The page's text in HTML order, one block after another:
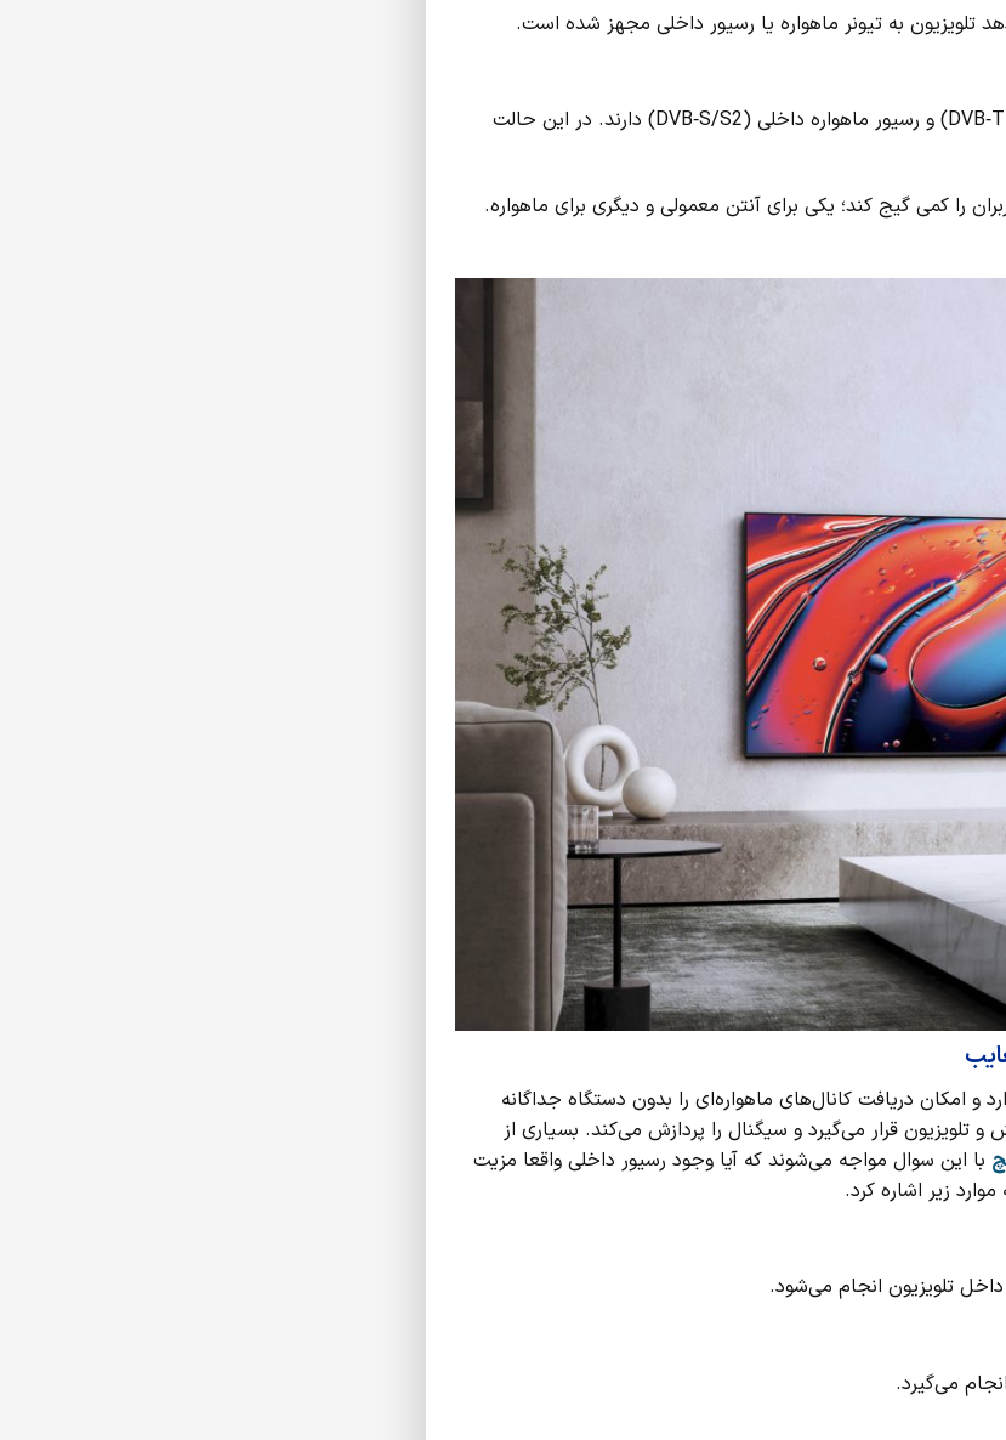
به تیونر ماهواره یا رسیور داخلی مجهز شده است.
برخی مدل‌ها هر دو ورودی را دارند؛ یعنی از هر دو گیرنده دیجیتال زمینی (DVB‑T) و رسیور ماهواره داخلی (DVB‑S/S2) دارند. در این حالت
را کمی گیج کند؛ یکی برای آنتن معمولی و دیگری برای ماهواره.
و امکان دریافت کانال‌های ماهواره‌ای را بدون دستگاه جداگانه
قرار می‌گیرد و سیگنال را پردازش می‌کند. بسیاری از
با این سوال مواجه می‌شوند که آیا وجود رسیور داخلی واقعا مزیت
زیر اشاره کرد.
تلویزیون انجام می‌شود.
می‌گیرد.